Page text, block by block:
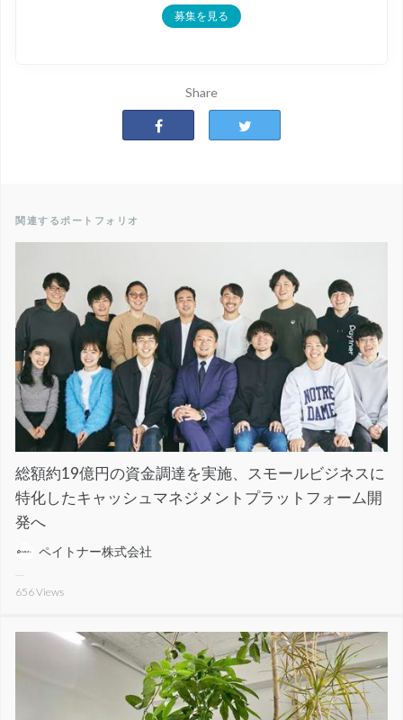
募集を見る
Share
関連するポートフォリオ
総額約19億円の資金調達を実施、スモールビジネスに
特化したキャッシュマネジメントプラットフォーム開
発へ
ペイトナー株式会社
656Views